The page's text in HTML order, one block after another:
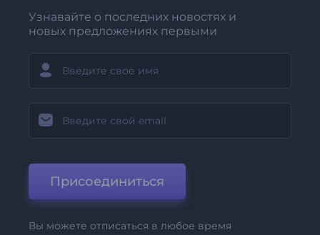
Узнавайте о последних новостях и
новых предложениях первыми
Присоединиться
Вы можете отписаться в любое время